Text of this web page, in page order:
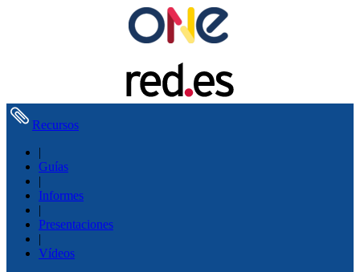
Recursos
|
Guías
|
Informes
|
Presentaciones
|
Vídeos